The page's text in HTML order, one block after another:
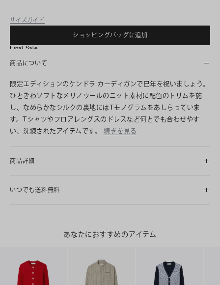
サイズガイド
ショッピングバッグに追加
Final Sale
商品について
限定エディションのケンドラ カーディガンで巳年を祝いましょう。
ひときわソフトなメリノウールのニット素材に配色のトリムを施
し、なめらかなシルクの裏地にはTモノグラムをあしらっていま
す。Tシャツやフロアレングスのドレスなど何とでも合わせやす
い、洗練されたアイテムです。
続きを見る
商品詳細
いつでも送料無料
あなたにおすすめのアイテム